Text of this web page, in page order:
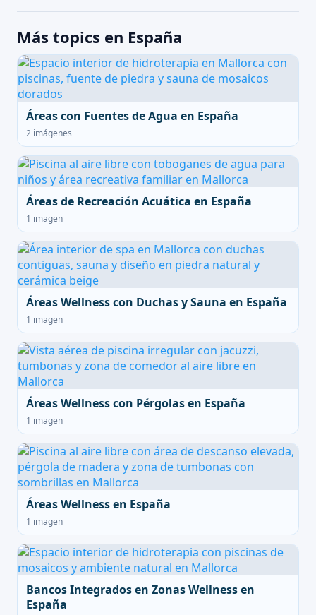
Más topics en España
Áreas con Fuentes de Agua en España
2 imágenes
Áreas de Recreación Acuática en España
1 imagen
Áreas Wellness con Duchas y Sauna en España
1 imagen
Áreas Wellness con Pérgolas en España
1 imagen
Áreas Wellness en España
1 imagen
Bancos Integrados en Zonas Wellness en
España